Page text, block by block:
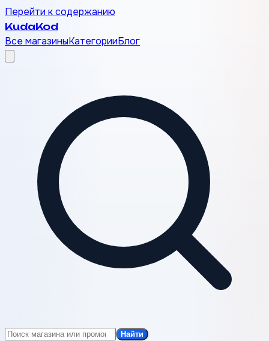
Перейти к содержанию
KudaKod
Все магазиныКатегорииБлог
Найти